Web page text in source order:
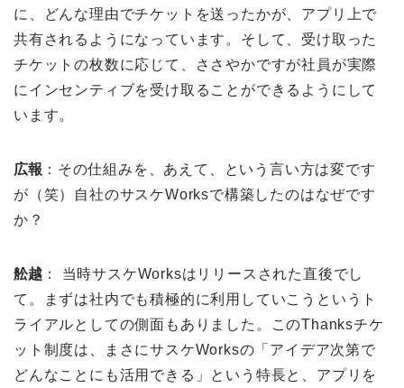
に、どんな理由でチケットを送ったかが、アプリ上で
共有されるようになっています。そして、受け取った
チケットの枚数に応じて、ささやかですが社員が実際
にインセンティブを受け取ることができるようにして
います。
広報 ：その仕組みを、あえて、という言い方は変です
が（笑）自社のサスケWorksで構築したのはなぜです
か？
舩越 ： 当時サスケWorksはリリースされた直後でし
て。まずは社内でも積極的に利用していこうというト
ライアルとしての側面もありました。このThanksチケ
ット制度は、まさにサスケWorksの「アイデア次第で
どんなことにも活用できる」という特長と、アプリを